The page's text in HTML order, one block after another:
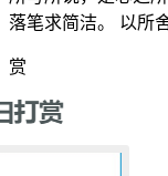
落笔求简洁。 以所
赏